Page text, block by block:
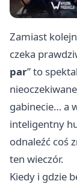
Zamiast
czeka
par” to
gabinecie… a
inteligentny
odnaleźć coś
ten wieczór.
Kiedy i gdzie